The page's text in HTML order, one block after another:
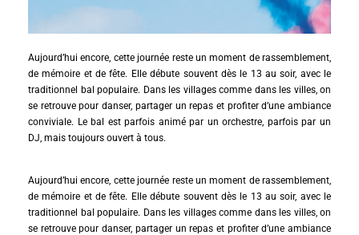
Aujourd’hui encore, cette journée reste un moment de rassemblement,
de mémoire et de fête. Elle débute souvent dès le 13 au soir, avec le
traditionnel bal populaire. Dans les villages comme dans les villes, on
se retrouve pour danser, partager un repas et profiter d’une ambiance
conviviale. Le bal est parfois animé par un orchestre, parfois par un
DJ, mais toujours ouvert à tous.
Aujourd’hui encore, cette journée reste un moment de rassemblement,
de mémoire et de fête. Elle débute souvent dès le 13 au soir, avec le
traditionnel bal populaire. Dans les villages comme dans les villes, on
se retrouve pour danser, partager un repas et profiter d’une ambiance